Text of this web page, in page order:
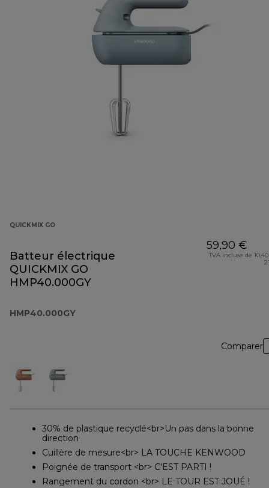
QUICKMIX GO
Batteur électrique
QUICKMIX GO
HMP40.000GY
HMP40.000GY
59,90 €
TVA incluse de
Comparer
30% de plastique recyclé<br>Un pas dans la bonne
direction
Cuillère de mesure<br> LA TOUCHE KENWOOD
Poignée de transport <br> C'EST PARTI !
Rangement du cordon <br> LE TOUR EST JOUÉ !